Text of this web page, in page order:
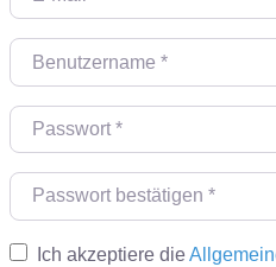
Benutzername
Passwort
Passwort bestätigen
Ich akzeptiere die